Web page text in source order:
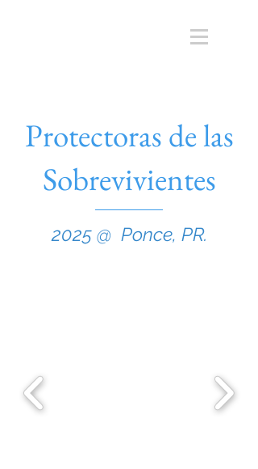
Protectoras de las
Sobrevivientes
2025 @ Ponce, PR.